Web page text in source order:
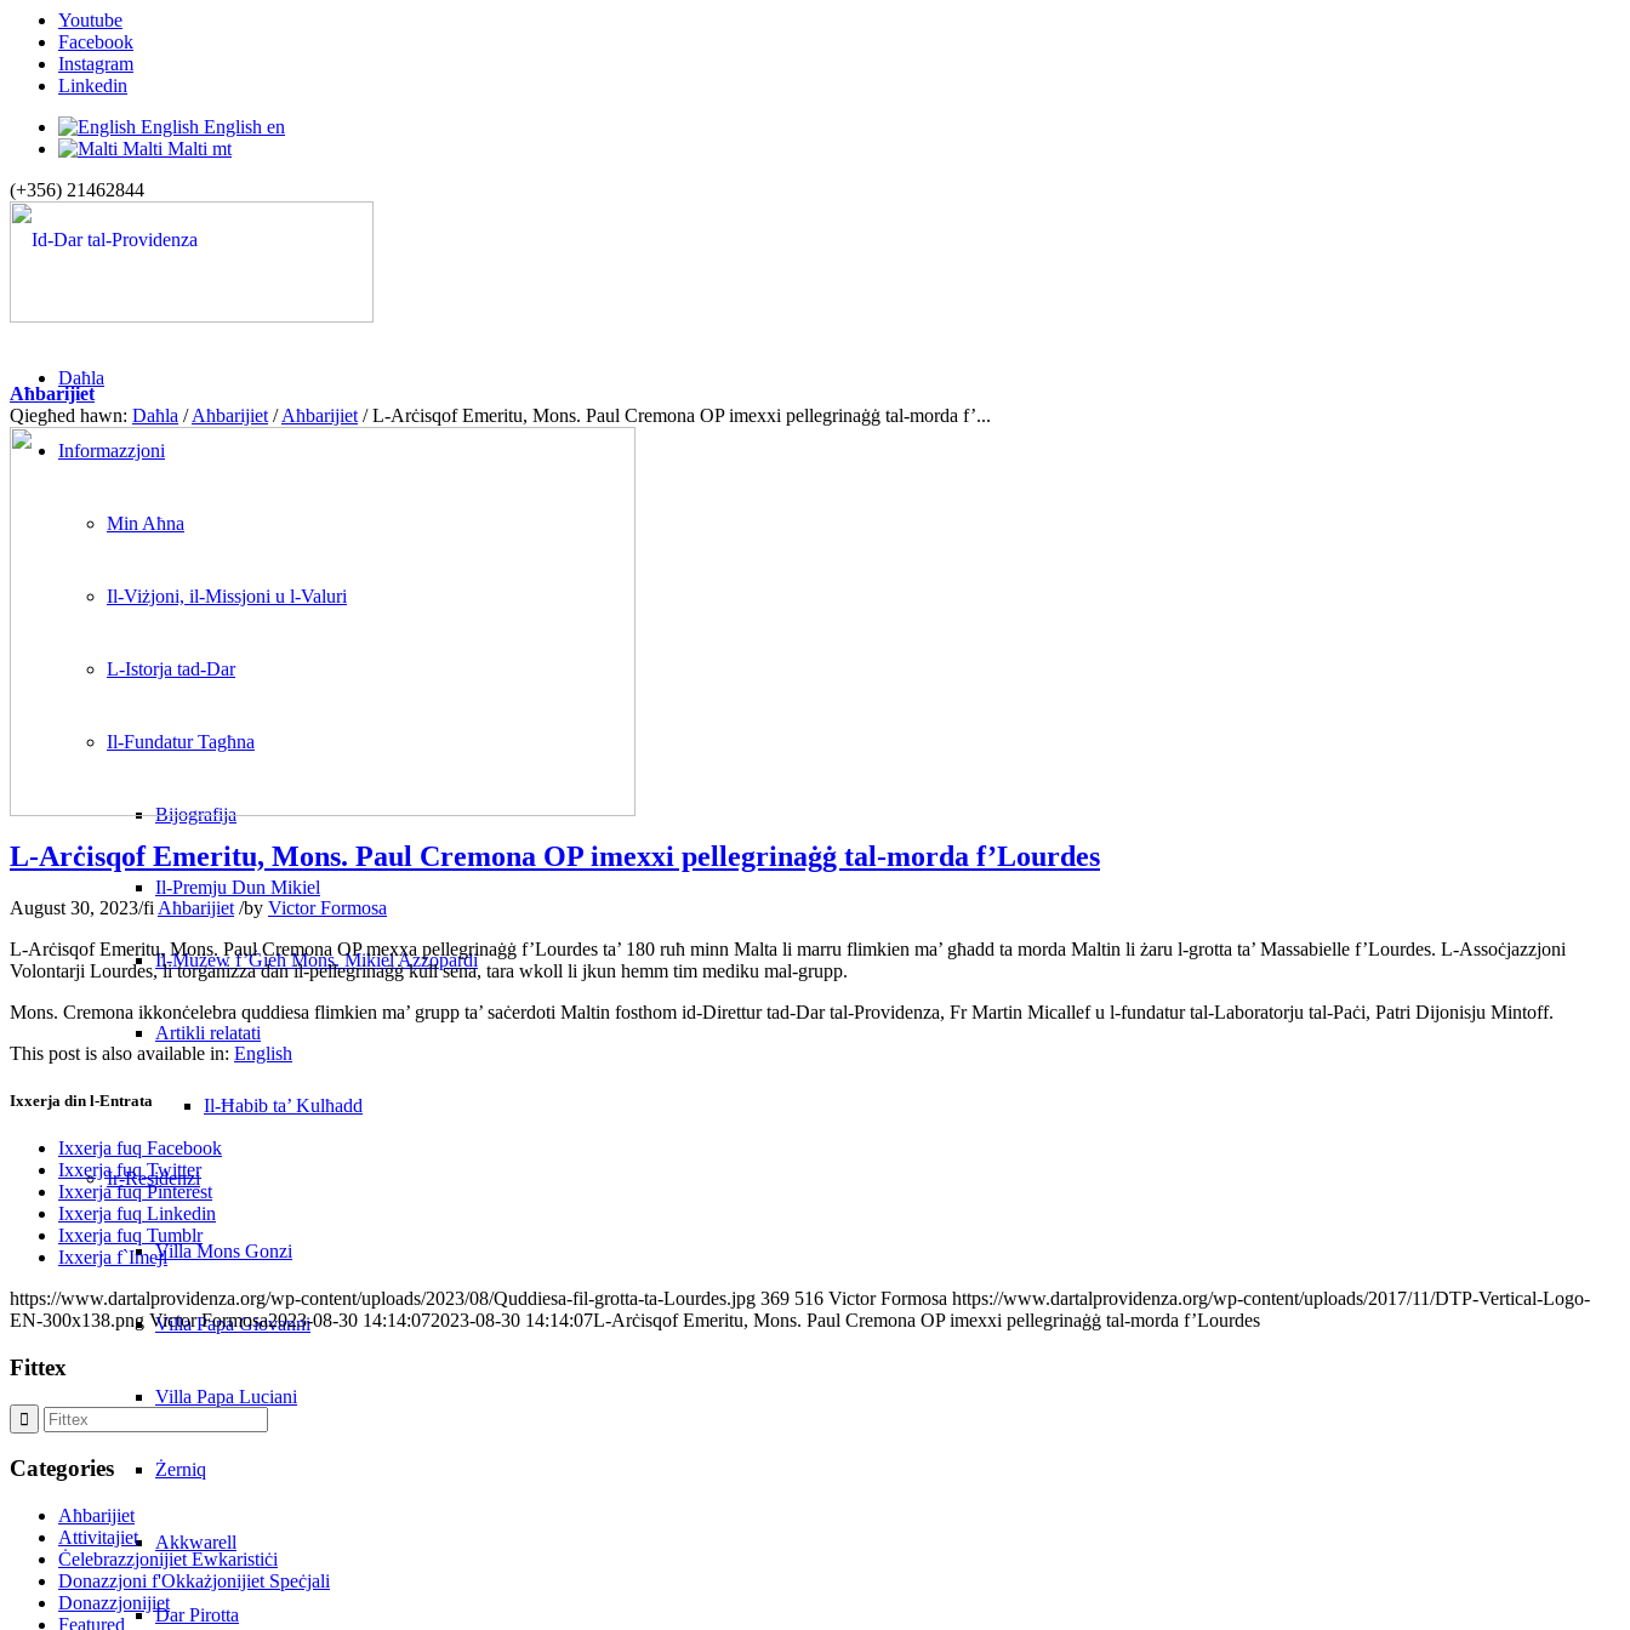
Youtube
Facebook
Instagram
Linkedin
English English en
Malti Malti mt
(+356) 21462844
Daħla
Informazzjoni
Min Aħna
Il-Viżjoni, il-Missjoni u l-Valuri
L-Istorja tad-Dar
Il-Fundatur Tagħna
Bijografija
Il-Premju Dun Mikiel
Il-Mużew f’Ġieħ Mons. Mikiel Azzopardi
Artikli relatati
Il-Ħabib ta’ Kulħadd
Ir-Residenzi
Villa Mons Gonzi
Villa Papa Giovanni
Villa Papa Luciani
Żerniq
Akkwarell
Dar Pirotta
Aħbarijiet
Qiegħed hawn: Daħla / Aħbarijiet / Aħbarijiet / L-Arċisqof Emeritu, Mons. Paul Cremona OP imexxi pellegrinaġġ tal-morda f’...
L-Arċisqof Emeritu, Mons. Paul Cremona OP imexxi pellegrinaġġ tal-morda f’Lourdes
August 30, 2023/fi Aħbarijiet /by Victor Formosa
L‑Arċisqof Emeritu, Mons. Paul Cremona OP mexxa pellegrinaġġ f’Lourdes ta’ 180 ruħ minn Malta li marru flimkien ma’ għadd ta morda Maltin li żaru l‑grotta ta’ Massabielle f’Lourdes. L‑Assoċjazzjoni
Volontarji Lourdes, li torganizza dan il‑pellegrinaġġ kull sena, tara wkoll li jkun hemm tim mediku mal‑grupp.
Mons. Cremona ikkonċelebra quddiesa flimkien ma’ grupp ta’ saċerdoti Maltin fosthom id‑Direttur tad‑Dar tal‑Providenza, Fr Martin Micallef u l‑fundatur tal‑Laboratorju tal‑Paċi, Patri Dijonisju Mintoff.
This post is also available in: English
Ixxerja din l-Entrata
Ixxerja fuq Facebook
Ixxerja fuq Twitter
Ixxerja fuq Pinterest
Ixxerja fuq Linkedin
Ixxerja fuq Tumblr
Ixxerja f`Imejl
https://www.dartalprovidenza.org/wp-content/uploads/2023/08/Quddiesa-fil-grotta-ta-Lourdes.jpg 369 516 Victor Formosa https://www.dartalprovidenza.org/wp-content/uploads/2017/11/DTP-Vertical-Logo-
EN-300x138.png Victor Formosa2023-08-30 14:14:072023-08-30 14:14:07L-Arċisqof Emeritu, Mons. Paul Cremona OP imexxi pellegrinaġġ tal-morda f’Lourdes
Fittex
Categories
Aħbarijiet
Attivitajiet
Ċelebrazzjonijiet Ewkaristiċi
Donazzjoni f'Okkażjonijiet Speċjali
Donazzjonijiet
Featured